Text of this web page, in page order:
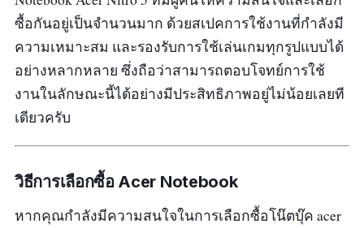
ซื้อกันอยู่เป็นจำนวนมาก ด้วยสเปคการใช้งานที่กำลังมี
ความเหมาะสม และรองรับการใช้เล่นเกมทุกรูปแบบได้
อย่างหลากหลาย ซึ่งถือว่าสามารถตอบโจทย์การใช้
งานในลักษณะนี้ได้อย่างมีประสิทธิภาพอยู่ไม่น้อยเลยที
เดียวครับ
วิธีการเลือกซื้อ Acer Notebook
หากคุณกำลังมีความสนใจในการเลือกซื้อโน๊ตบุ๊ค acer